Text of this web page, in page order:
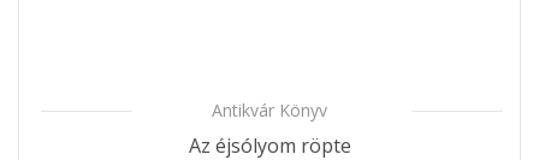
Antikvár Könyv
Az éjsólyom röpte